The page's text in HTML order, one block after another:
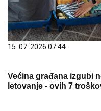
15. 07. 2026 07:44
Većina građana izgubi
letovanje - ovih 7